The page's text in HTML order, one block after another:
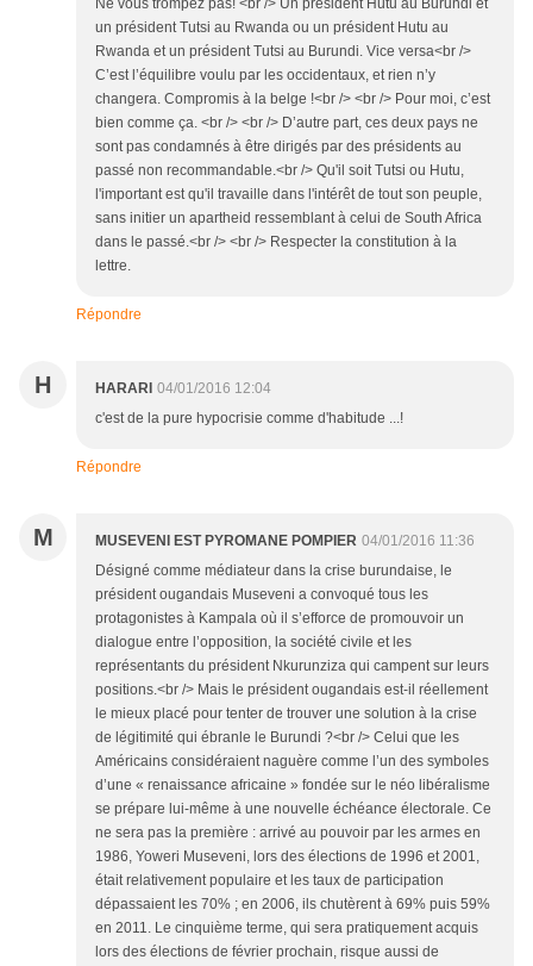
Ne vous trompez pas! <br /> Un président Hutu au Burundi et
un président Tutsi au Rwanda ou un président Hutu au
Rwanda et un président Tutsi au Burundi. Vice versa<br />
C’est l’équilibre voulu par les occidentaux, et rien n’y
changera. Compromis à la belge !<br /> <br /> Pour moi, c’est
bien comme ça. <br /> <br /> D’autre part, ces deux pays ne
sont pas condamnés à être dirigés par des présidents au
passé non recommandable.<br /> Qu'il soit Tutsi ou Hutu,
l'important est qu'il travaille dans l'intérêt de tout son peuple,
sans initier un apartheid ressemblant à celui de South Africa
dans le passé.<br /> <br /> Respecter la constitution à la
lettre.
Répondre
H HARARI 04/01/2016 12:04
c'est de la pure hypocrisie comme d'habitude ...!
Répondre
M MUSEVENI EST PYROMANE POMPIER 04/01/2016 11:36
Désigné comme médiateur dans la crise burundaise, le
président ougandais Museveni a convoqué tous les
protagonistes à Kampala où il s’efforce de promouvoir un
dialogue entre l’opposition, la société civile et les
représentants du président Nkurunziza qui campent sur leurs
positions.<br /> Mais le président ougandais est-il réellement
le mieux placé pour tenter de trouver une solution à la crise
de légitimité qui ébranle le Burundi ?<br /> Celui que les
Américains considéraient naguère comme l’un des symboles
d’une « renaissance africaine » fondée sur le néo libéralisme
se prépare lui-même à une nouvelle échéance électorale. Ce
ne sera pas la première : arrivé au pouvoir par les armes en
1986, Yoweri Museveni, lors des élections de 1996 et 2001,
était relativement populaire et les taux de participation
dépassaient les 70% ; en 2006, ils chutèrent à 69% puis 59%
en 2011. Le cinquième terme, qui sera pratiquement acquis
lors des élections de février prochain, risque aussi de